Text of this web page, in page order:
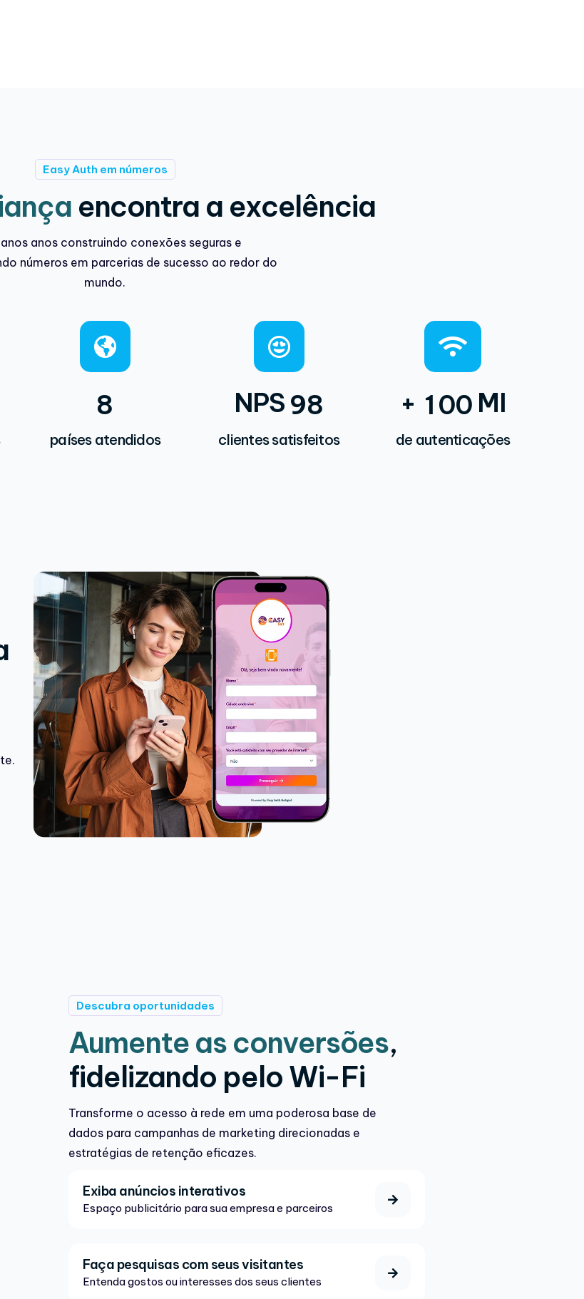
Easy Auth em números
encontra a excelência
anos anos construindo conexões seguras e
números em parcerias de sucesso ao redor do
mundo.
8
países atendidos
NPS98
clientes satisfeitos
+ 100 MI
de autenticações
Descubra oportunidades
Aumente as conversões,
fidelizando pelo Wi-Fi
Transforme o acesso à rede em uma poderosa base de
dados para campanhas de marketing direcionadas e
estratégias de retenção eficazes.
Exiba anúncios interativos
Espaço publicitário para sua empresa e parceiros
Faça pesquisas com seus visitantes
Entenda gostos ou interesses dos seus clientes